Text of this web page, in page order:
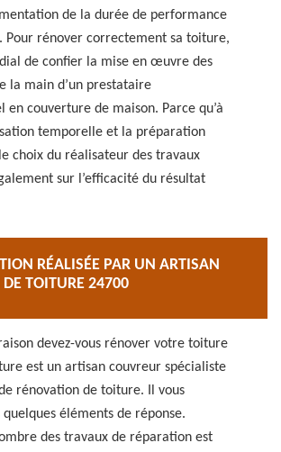
de la durée de performance
Pour rénover correctement sa toiture,
de confier la mise en œuvre des
la main d’un prestataire
en couverture de maison. Parce qu’à
temporelle et la préparation
choix du réalisateur des travaux
sur l’efficacité du résultat
RÉALISÉE PAR UN ARTISAN
TOITURE 24700
devez-vous rénover votre toiture
est un artisan couvreur spécialiste
rénovation de toiture. Il vous
éléments de réponse.
des travaux de réparation est